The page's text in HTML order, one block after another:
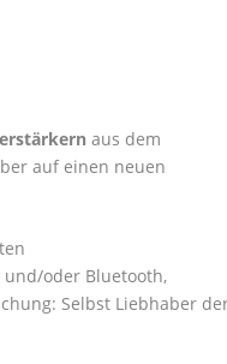
aus dem
auf einen neuen
und/oder Bluetooth,
Selbst Liebhaber